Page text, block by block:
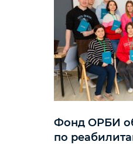
Фонд ОРБИ
по